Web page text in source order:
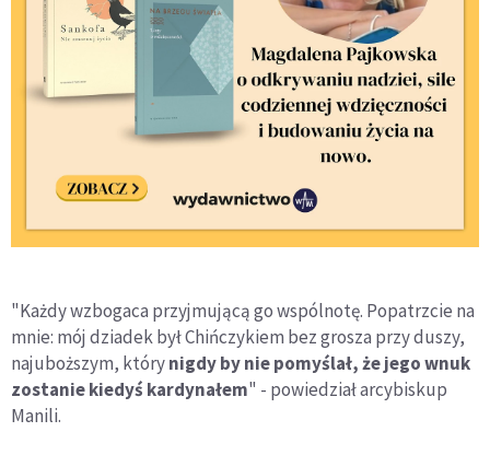
"Każdy wzbogaca przyjmującą go wspólnotę. Popatrzcie na
mnie: mój dziadek był Chińczykiem bez grosza przy duszy,
najuboższym, którynigdy by nie pomyślał, że jego wnuk
zostanie kiedyś kardynałem" - powiedział arcybiskup
Manili.